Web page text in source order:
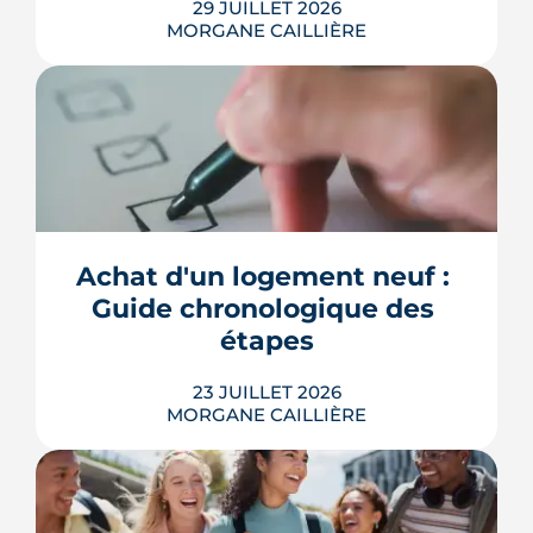
29 JUILLET 2026
MORGANE CAILLIÈRE
Combien rapporte une place de
parking à Bordeaux ? Prix de location
par quartier, calcul du rendement,
louer.
LIRE L'ARTICLE
Achat d'un logement neuf :
Guide chronologique des
étapes
23 JUILLET 2026
MORGANE CAILLIÈRE
De l'étude du budget jusqu'aux